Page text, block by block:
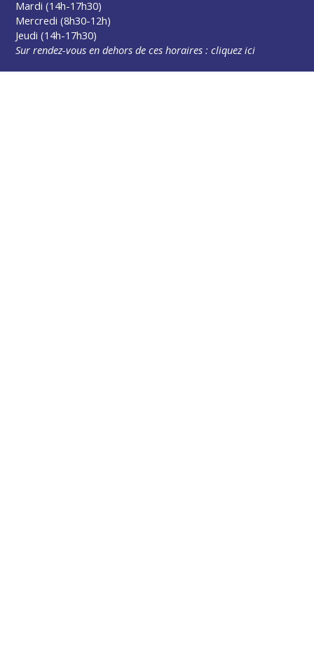
Mardi (14h-17h30)
Mercredi (8h30-12h)
Jeudi (14h-17h30)
Sur rendez-vous en dehors de ces horaires :cliquez ici